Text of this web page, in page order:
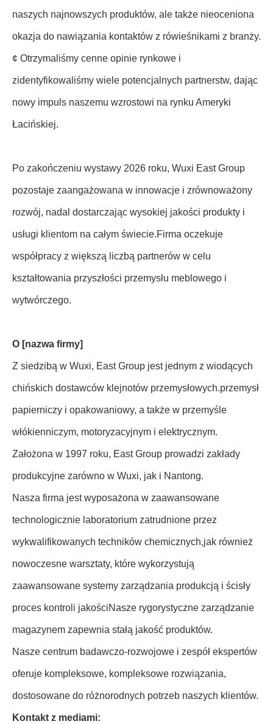
naszych najnowszych produktów, ale także nieoceniona
okazja do nawiązania kontaktów z rówieśnikami z branży.
¢ Otrzymaliśmy cenne opinie rynkowe i
zidentyfikowaliśmy wiele potencjalnych partnerstw, dając
nowy impuls naszemu wzrostowi na rynku Ameryki
Łacińskiej.
Po zakończeniu wystawy 2026 roku, Wuxi East Group
pozostaje zaangażowana w innowacje i zrównoważony
rozwój, nadal dostarczając wysokiej jakości produkty i
usługi klientom na całym świecie.Firma oczekuje
współpracy z większą liczbą partnerów w celu
kształtowania przyszłości przemysłu meblowego i
wytwórczego.
O [nazwa firmy]
Z siedzibą w Wuxi, East Group jest jednym z wiodących
chińskich dostawców klejnotów przemysłowych.przemysł
papierniczy i opakowaniowy, a także w przemyśle
włókienniczym, motoryzacyjnym i elektrycznym.
Założona w 1997 roku, East Group prowadzi zakłady
produkcyjne zarówno w Wuxi, jak i Nantong.
Nasza firma jest wyposażona w zaawansowane
technologicznie laboratorium zatrudnione przez
wykwalifikowanych techników chemicznych,jak również
nowoczesne warsztaty, które wykorzystują
zaawansowane systemy zarządzania produkcją i ścisły
proces kontroli jakościNasze rygorystyczne zarządzanie
magazynem zapewnia stałą jakość produktów.
Nasze centrum badawczo-rozwojowe i zespół ekspertów
oferuje kompleksowe, kompleksowe rozwiązania,
dostosowane do różnorodnych potrzeb naszych klientów.
Kontakt z mediami: